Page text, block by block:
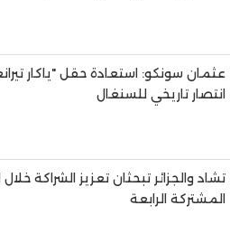
عثمان سونكو: استعادة حقل "ياكار
انتصار تاريخي للسنغال
تشاد والجزائر تبحثان تعزيز الشراكة خلال
المشتركة الرابعة